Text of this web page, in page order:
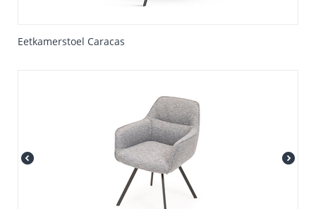
Eetkamerstoel Caracas